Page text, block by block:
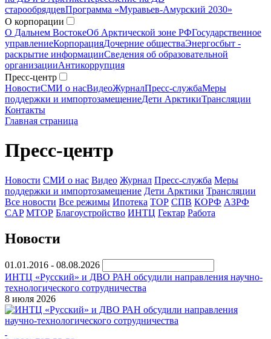
старообрядцевПрограмма «Муравьев-Амурский 2030»
О корпорации
О Дальнем ВостокеОб Арктической зоне РФГосударственное
управлениеКорпорацияДочерние обществаЭнергосбыт -
раскрытие информацииСведения об образовательной
организацииАнтикоррупция
Пресс-центр
НовостиСМИ о насВидеоЖурналПресс-службаМеры
поддержки и импортозамещениеДети АрктикиТрансляции
Контакты
Главная страница
Пресс-центр
Новости СМИ о нас Видео Журнал Пресс-служба Меры
поддержки и импортозамещение Дети Арктики Трансляции
Все новости Все режимы Ипотека ТОР СПВ КОРФ АЗРФ
CAP МТОР Благоустройство ИНТЦ Гектар Работа
Новости
01.01.2016 - 08.08.2026
ИНТЦ «Русский» и ДВО РАН обсудили направления научно-
технологического сотрудничества
8 июля 2026